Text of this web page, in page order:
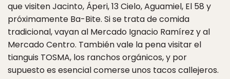
que visiten Jacinto, Áperi, 13 Cielo, Aguamiel, El 58 y
próximamente Ba-Bite. Si se trata de comida
tradicional, vayan al Mercado Ignacio Ramírez y al
Mercado Centro. También vale la pena visitar el
tianguis TOSMA, los ranchos orgánicos, y por
supuesto es esencial comerse unos tacos callejeros.